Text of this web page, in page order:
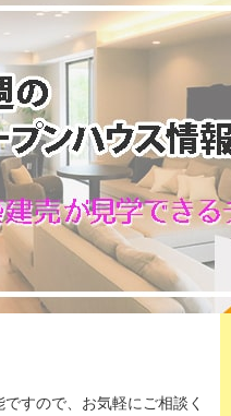
すので、お気軽にご相談く